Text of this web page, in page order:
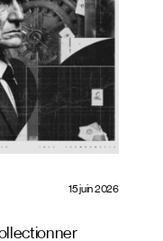
15 juin 2026